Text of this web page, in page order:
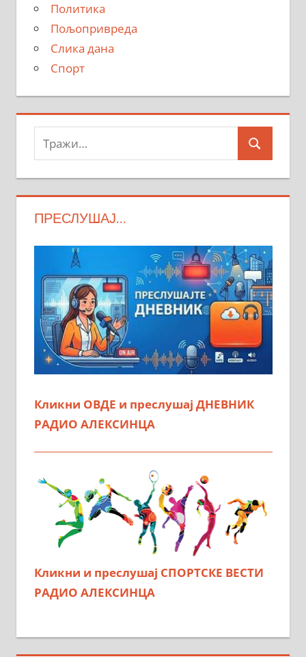
Политика
Пољопривреда
Слика дана
Спорт
Тражи:
Search
ПРЕСЛУШАЈ…
Кликни ОВДЕ и преслушај ДНЕВНИК
РАДИО АЛЕКСИНЦА
Кликни и преслушај СПОРТСКЕ ВЕСТИ
РАДИО АЛЕКСИНЦА